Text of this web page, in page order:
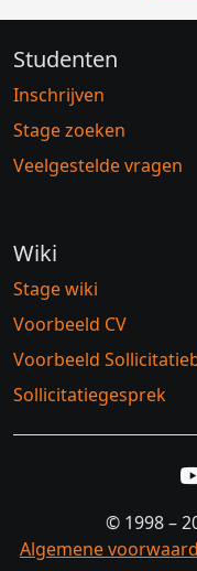
Studenten
Inschrijven
Stage zoeken
Veelgestelde vragen
Wiki
Stage wiki
Voorbeeld CV
Voorbeeld
Sollicitatiegesprek
© 1998 –
Algemene